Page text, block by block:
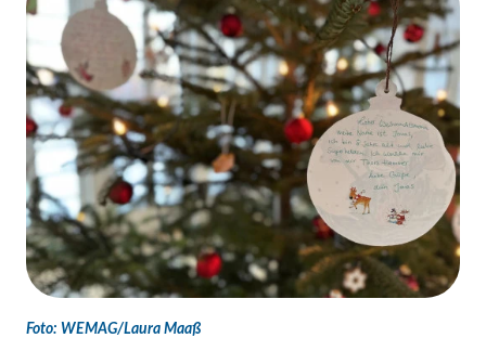
Foto: WEMAG/Laura Maaß